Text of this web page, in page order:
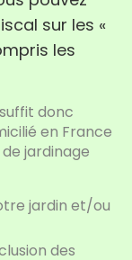
sur les «
les
donc
en France
jardinage
jardin et/ou
des